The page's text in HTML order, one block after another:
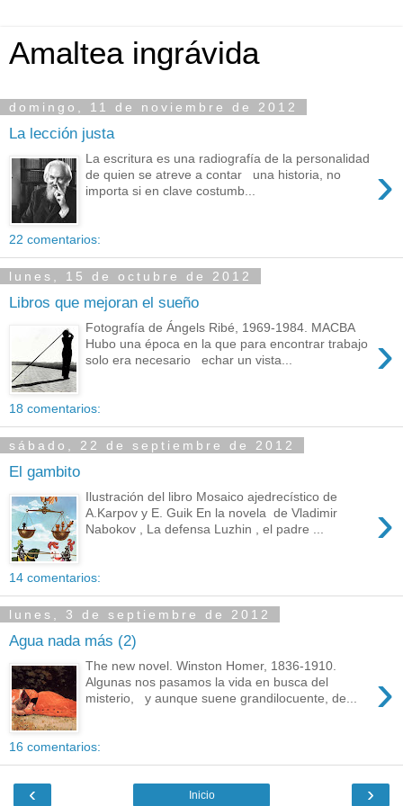
Amaltea ingrávida
domingo, 11 de noviembre de 2012
La lección justa
›
La escritura es una radiografía de la personalidad
de quien se atreve a contar una historia, no
importa si en clave costumb...
22 comentarios:
lunes, 15 de octubre de 2012
Libros que mejoran el sueño
›
Fotografía de Ángels Ribé, 1969-1984. MACBA
Hubo una época en la que para encontrar trabajo
solo era necesario echar un vista...
18 comentarios:
sábado, 22 de septiembre de 2012
El gambito
›
Ilustración del libro Mosaico ajedrecístico de
A.Karpov y E. Guik En la novela de Vladimir
Nabokov , La defensa Luzhin , el padre ...
14 comentarios:
lunes, 3 de septiembre de 2012
Agua nada más (2)
›
The new novel. Winston Homer, 1836-1910.
Algunas nos pasamos la vida en busca del
misterio, y aunque suene grandilocuente, de...
16 comentarios:
‹ ›
Inicio